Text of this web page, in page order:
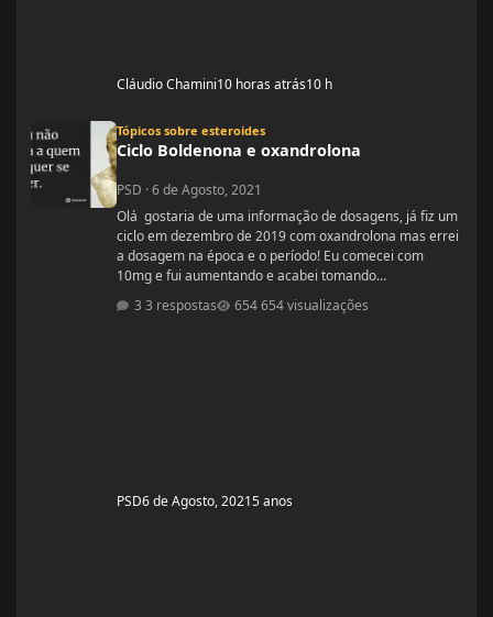
Cláudio Chamini10 horas atrás10 h
Tópicos sobre esteroides
Ciclo Boldenona e oxandrolona
PSD ·6 de Agosto, 2021
Olá gostaria de uma informação de dosagens, já fiz um
ciclo em dezembro de 2019 com oxandrolona mas errei
a dosagem na época e o período! Eu comecei com
10mg e fui aumentando e acabei tomando
60mg porque entendi errado foram 4 semanas tive
ganhos de 5 quilos. Eu já treinava na época a 4 anos já
3 respostas 654 visualizações
PSD6 de Agosto, 20215 anos